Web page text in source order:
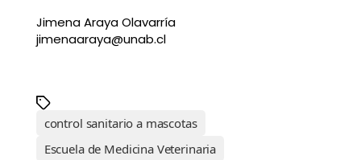
Jimena Araya Olavarría
jimenaaraya@unab.cl
control sanitario a mascotas
Escuela de Medicina Veterinaria